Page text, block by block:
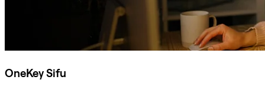
OneKey Sifu